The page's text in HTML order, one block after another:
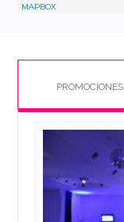
MAPBOX
PROMOCIONES